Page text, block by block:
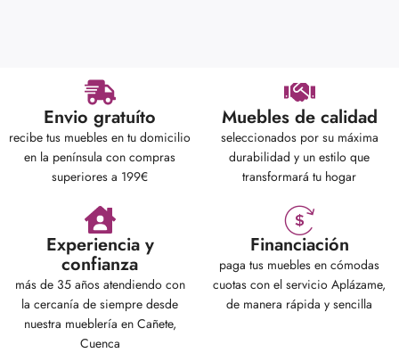
Envio gratuíto
recibe tus muebles en tu domicilio
en la península con compras
superiores a 199€
Muebles de calidad
seleccionados por su máxima
durabilidad y un estilo que
transformará tu hogar
Experiencia y
confianza
más de 35 años atendiendo con
la cercanía de siempre desde
nuestra mueblería en Cañete,
Cuenca
Financiación
paga tus muebles en cómodas
cuotas con el servicio Aplázame,
de manera rápida y sencilla